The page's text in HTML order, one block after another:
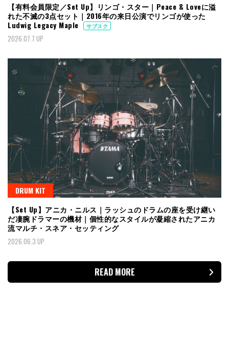
【有料会員限定／Set Up】リンゴ・スター｜Peace & Loveに溢
れた不滅の3点セット｜2016年の来日公演でリンゴが使った
Ludwig Legacy Maple
サブスク
2026.07.7 UP
DRUM KIT
【Set Up】アニカ・ニルス｜ラッシュのドラムの座を受け継い
だ凄腕ドラマーの機材｜個性的なスタイルが凝縮されたアニカ
流マルチ・スネア・セッティング
2026.06.3 UP
READ MORE